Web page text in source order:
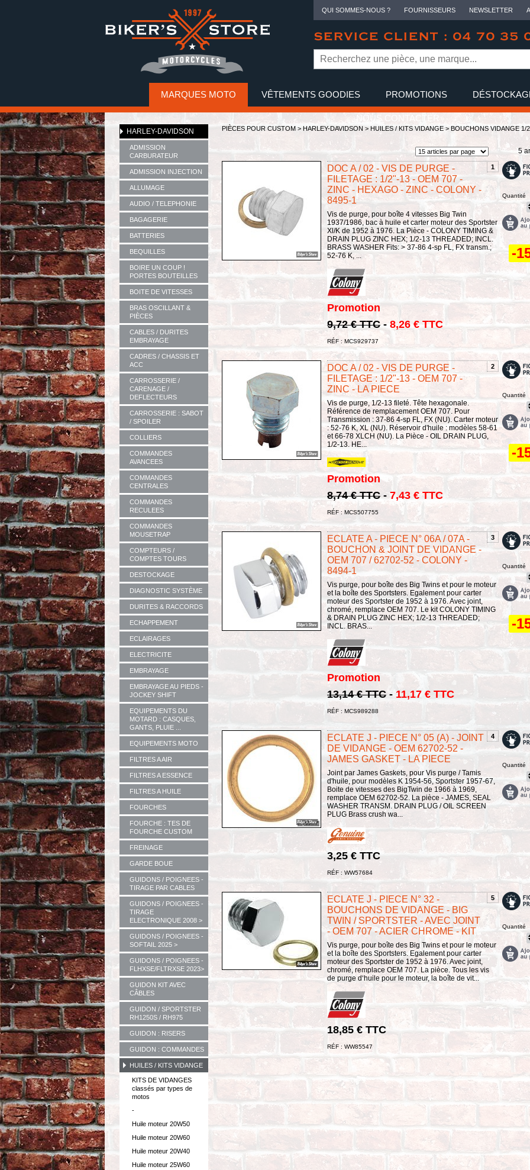
QUI SOMMES-NOUS ? FOURNISSEURS NEWSLETTER
SERVICE CLIENT : 04 70 35
MARQUES MOTO VÊTEMENTS GOODIES PROMOTIONS
NOUS CONTACTER
HARLEY-DAVIDSON
ADMISSION
CARBURATEUR
ADMISSION INJECTION
ALLUMAGE
AUDIO / TELEPHONIE
BAGAGERIE
BATTERIES
BEQUILLES
BOIRE UN COUP !
PORTES BOUTEILLES
BOITE DE VITESSES
BRAS OSCILLANT &
PIÈCES
CABLES / DURITES
EMBRAYAGE
CADRES / CHASSIS ET
ACC
CARROSSERIE /
CARENAGE /
DEFLECTEURS
CARROSSERIE : SABOT
/ SPOILER
COLLIERS
COMMANDES
AVANCEES
COMMANDES
CENTRALES
COMMANDES
RECULEES
COMMANDES
MOUSETRAP
COMPTEURS /
COMPTES TOURS
DESTOCKAGE
DIAGNOSTIC SYSTÈME
DURITES & RACCORDS
ECHAPPEMENT
ECLAIRAGES
ELECTRICITE
EMBRAYAGE
EMBRAYAGE AU PIEDS -
JOCKEY SHIFT
EQUIPEMENTS DU
MOTARD : CASQUES,
GANTS, PLUIE ...
EQUIPEMENTS MOTO
FILTRES A AIR
FILTRES A ESSENCE
FILTRES A HUILE
FOURCHES
FOURCHE : TES DE
FOURCHE CUSTOM
FREINAGE
GARDE BOUE
GUIDONS / POIGNEES -
TIRAGE PAR CABLES
GUIDONS / POIGNEES -
TIRAGE
ELECTRONIQUE 2008 >
GUIDONS / POIGNEES -
SOFTAIL 2025 >
GUIDONS / POIGNEES -
FLHXSE/FLTRXSE 2023>
GUIDON KIT AVEC
CÂBLES
GUIDON / SPORTSTER
RH1250S / RH975
GUIDON : RISERS
GUIDON : COMMANDES
HUILES / KITS VIDANGE
KITS DE VIDANGES
classés par types de
motos
-
Huile moteur 20W50
Huile moteur 20W60
Huile moteur 20W40
Huile moteur 25W60
PIÈCES POUR CUSTOM > HARLEY-DAVIDSON > HUILES / KITS VIDANGE > BOUCHONS VIDANGE 1/
5
1
DOC A / 02 - VIS DE PURGE -
FILETAGE : 1/2"-13 - OEM 707 -
ZINC - HEXAGO - ZINC - COLONY -
8495-1
Vis de purge, pour boîte 4 vitesses Big Twin
1937/1986, bac à huile et carter moteur des Sportster
Xl/K de 1952 à 1976. La Pièce - COLONY TIMING &
DRAIN PLUG ZINC HEX; 1/2-13 THREADED; INCL.
BRASS WASHER Fits: > 37-86 4-sp FL, FX transm.;
52-76 K, ...
Promotion
9,72 € TTC - 8,26 € TTC
RÉF : MCS929737
Quantité
-
2
DOC A / 02 - VIS DE PURGE -
FILETAGE : 1/2"-13 - OEM 707 -
ZINC - LA PIECE
Vis de purge, 1/2-13 fileté. Tête hexagonale.
Référence de remplacement OEM 707. Pour
Transmission : 37-86 4-sp FL, FX (NU). Carter moteur
: 52-76 K, XL (NU). Réservoir d'huile : modèles 58-61
et 66-78 XLCH (NU). La Pièce - OIL DRAIN PLUG,
1/2-13. HE...
Promotion
8,74 € TTC - 7,43 € TTC
RÉF : MCS507755
Quantité
-
3
ECLATE A - PIECE N° 06A / 07A -
BOUCHON & JOINT DE VIDANGE -
OEM 707 / 62702-52 - COLONY -
8494-1
Vis purge, pour boîte des Big Twins et pour le moteur
et la boîte des Sportsters. Egalement pour carter
moteur des Sportster de 1952 à 1976. Avec joint,
chromé, remplace OEM 707. Le kit COLONY TIMING
& DRAIN PLUG ZINC HEX; 1/2-13 THREADED;
INCL. BRAS...
Promotion
13,14 € TTC - 11,17 € TTC
RÉF : MCS989288
Quantité
-
4
ECLATE J - PIECE N° 05 (A) - JOINT
DE VIDANGE - OEM 62702-52 -
JAMES GASKET - LA PIECE
Joint par James Gaskets, pour Vis purge / Tamis
d'huile, pour modèles K 1954-56, Sportster 1957-67,
Boite de vitesses des BigTwin de 1966 à 1969,
remplace OEM 62702-52. La pièce - JAMES, SEAL
WASHER TRANSM. DRAIN PLUG / OIL SCREEN
PLUG Brass crush wa...
3,25 € TTC
RÉF : WW57684
Quantité
5
ECLATE J - PIECE N° 32 -
BOUCHONS DE VIDANGE - BIG
TWIN / SPORTSTER - AVEC JOINT
- OEM 707 - ACIER CHROME - KIT
Vis purge, pour boîte des Big Twins et pour le moteur
et la boîte des Sportsters. Egalement pour carter
moteur des Sportster de 1952 à 1976. Avec joint,
chromé, remplace OEM 707. La pièce. Tous les vis
de purge d‘huile pour le moteur, la boîte de vit...
18,85 € TTC
RÉF : WW85547
Quantité